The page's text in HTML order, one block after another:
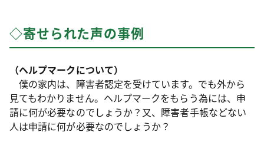
◇寄せられた声の事例
（ヘルプマークについて）
僕の家内は、障害者認定を受けています。でも外から
見てもわかりません。ヘルプマークをもらう為には、申
請に何が必要なのでしょうか？又、障害者手帳などない
人は申請に何が必要なのでしょうか？